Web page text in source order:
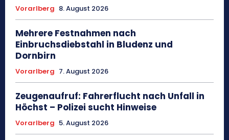
Vorarlberg 8. August 2026
Mehrere Festnahmen nach
Einbruchsdiebstahl in Bludenz und
Dornbirn
Vorarlberg 7. August 2026
Zeugenaufruf: Fahrerflucht nach Unfall in
Höchst – Polizei sucht Hinweise
Vorarlberg 5. August 2026